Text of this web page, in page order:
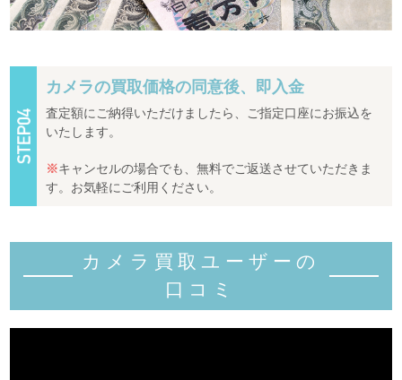
カメラの買取価格の同意後、即入金
査定額にご納得いただけましたら、ご指定口座にお振込を
いたします。
※キャンセルの場合でも、無料でご返送させていただきま
す。お気軽にご利用ください。
カメラ買取ユーザーの
口コミ